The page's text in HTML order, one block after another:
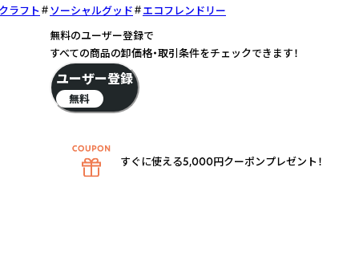
ラフト ソーシャルグッド エコフレンドリー
無料のユーザー登録で
すべての商品の卸価格・取引条件をチェックできます！
ユーザー登録
無料
すぐに使える5,000円クーポンプレゼント！